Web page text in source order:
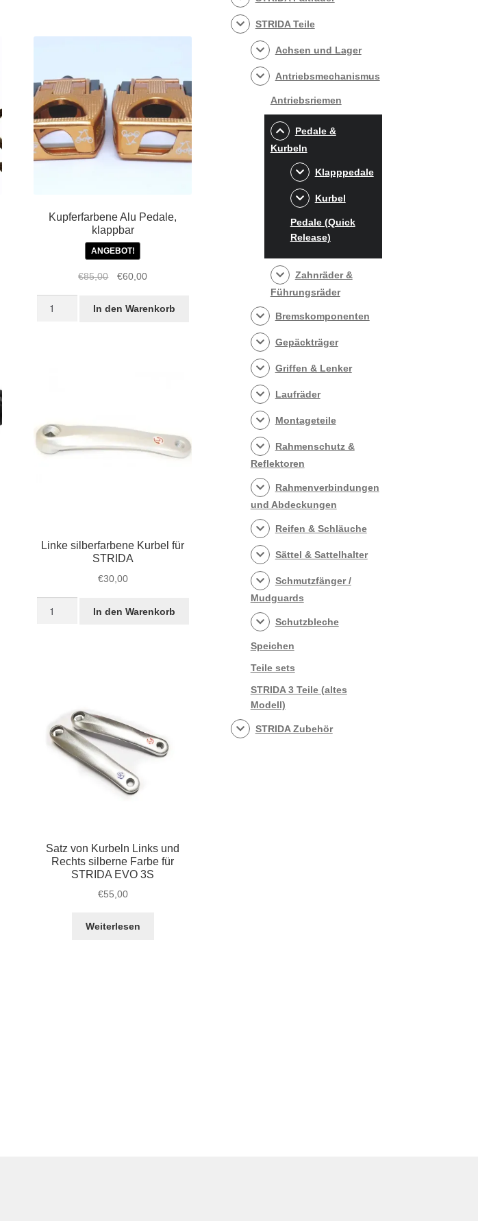
Kupferfarbene Alu Pedale,
klappbar
ANGEBOT!
€85,00
Ursprünglicher
war:
€60,00Aktueller
ist:
In den Warenkorb
Linke silberfarbene Kurbel für
STRIDA
€30,00
In den Warenkorb
Satz von Kurbeln Links und
Rechts silberne Farbe für
STRIDA EVO 3S
€55,00
Weiterlesen
STRIDA Teile
Achsen und Lager
Antriebsmechanismus
Antriebsriemen
Pedale &
Kurbeln
Klapppedale
Kurbel
Pedale (Quick
Release)
Zahnräder &
Führungsräder
Bremskomponenten
Gepäckträger
Griffen & Lenker
Laufräder
Montageteile
Rahmenschutz &
Reflektoren
Rahmenverbindungen
und Abdeckungen
Reifen & Schläuche
Sättel & Sattelhalter
Schmutzfänger /
Mudguards
Schutzbleche
Speichen
Teile sets
STRIDA 3 Teile (altes
Modell)
STRIDA Zubehör